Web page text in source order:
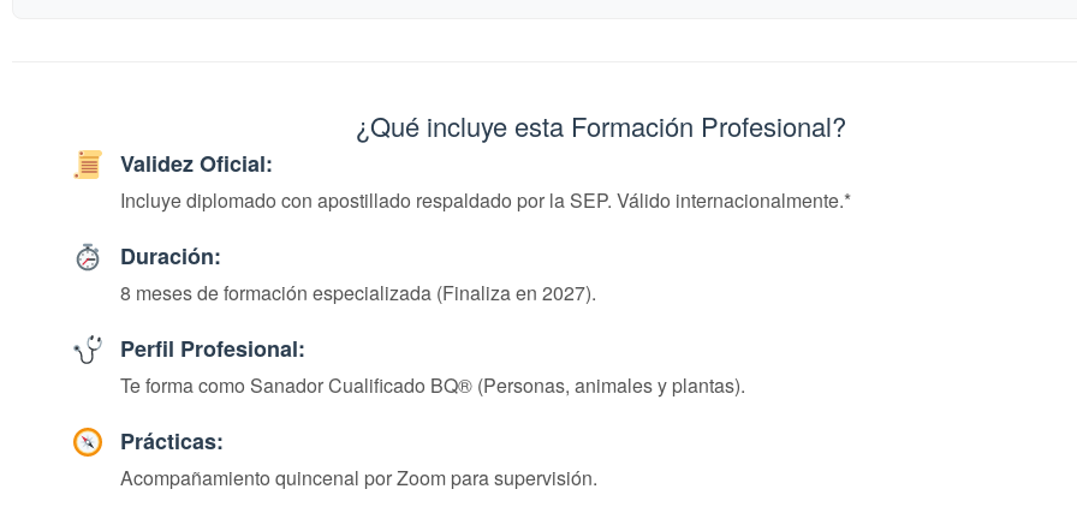
¿Qué incluye esta Formación Profesional?
Validez Oficial:
Incluye diplomado con apostillado respaldado por la SEP. Válido internacionalmente.*
Duración:
8 meses de formación especializada (Finaliza en 2027).
Perfil Profesional:
Te forma como Sanador Cualificado BQ® (Personas, animales y plantas).
Prácticas:
Acompañamiento quincenal por Zoom para supervisión.